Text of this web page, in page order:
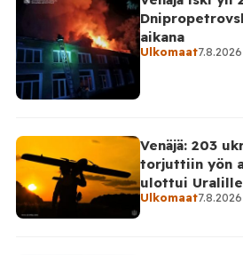
aikana
Ulkomaat7.8.2026
Venäjä: 203
torjuttiin yön
ulottui
Ulkomaat7.8.2026